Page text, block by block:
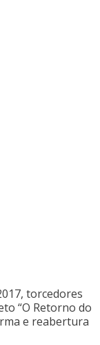
torcedores
“O Retorno do
e reabertura